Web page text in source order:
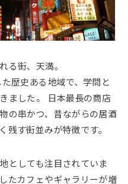
る街、天満。
歴史ある地域で、学問と
ました。 日本最長の商店
の串かつ、昔ながらの居酒
残す街並みが特徴です。
としても注目されていま
たカフェやギャラリーが増